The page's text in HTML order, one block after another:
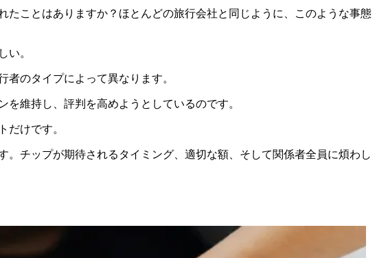
ことはありますか？ほとんどの旅行会社と同じように、このような事態
い。
者のタイプによって異なります。
維持し、評判を高めようとしているのです。
だけです。
チップが期待されるタイミング、適切な額、そして関係者全員に煩わし